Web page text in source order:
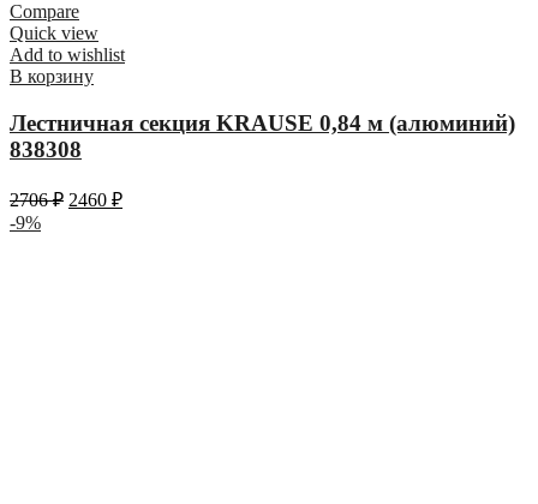
Compare
Quick view
Add to wishlist
В корзину
Лестничная секция KRAUSE 0,84 м (алюминий)
838308
2706₽ 2460 ₽
-9%